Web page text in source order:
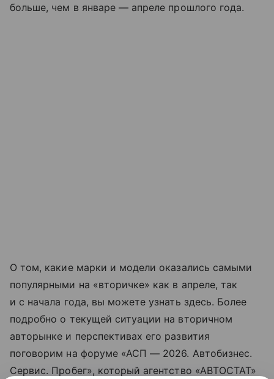
больше, чем в январе — апреле прошлого года.
О том, какие марки и модели оказались самыми
популярными на «вторичке» как в апреле, так
и с начала года, вы можете узнать здесь. Более
подробно о текущей ситуации на вторичном
авторынке и перспективах его развития
поговорим на форуме «АСП — 2026. Автобизнес.
Сервис. Пробег», который агентство «АВТОСТАТ»